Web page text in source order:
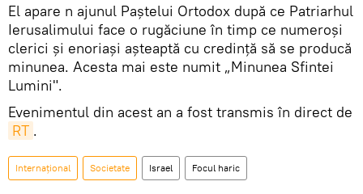
El apare n ajunul Paștelui Ortodox după ce Patriarhul
Ierusalimului face o rugăciune în timp ce numeroși
clerici și enoriași așteaptă cu credință să se producă
minunea. Acesta mai este numit „Minunea Sfintei
Lumini".
Evenimentul din acest an a fost transmis în direct de
RT .
Internaţional Societate Israel Focul haric